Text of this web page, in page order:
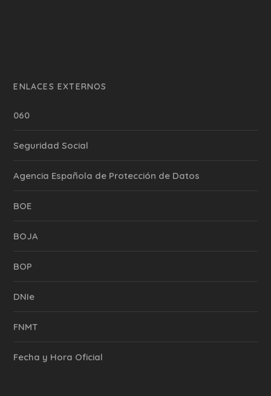
ENLACES EXTERNOS
060
Seguridad Social
Agencia Española de Protección de Datos
BOE
BOJA
BOP
DNIe
FNMT
Fecha y Hora Oficial